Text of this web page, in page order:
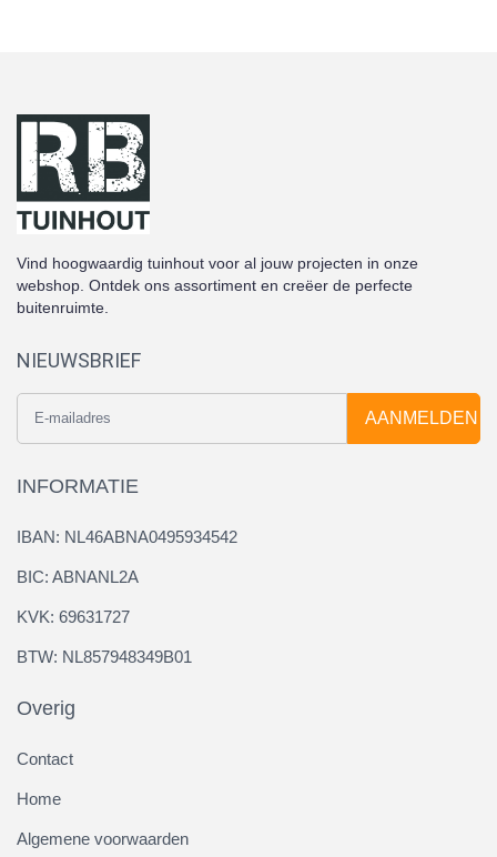
Vind hoogwaardig tuinhout voor al jouw projecten in onze
webshop. Ontdek ons assortiment en creëer de perfecte
buitenruimte.
NIEUWSBRIEF
AANMELDEN
INFORMATIE
IBAN: NL46ABNA0495934542
BIC: ABNANL2A
KVK: 69631727
BTW: NL857948349B01
Overig
Contact
Home
Algemene voorwaarden